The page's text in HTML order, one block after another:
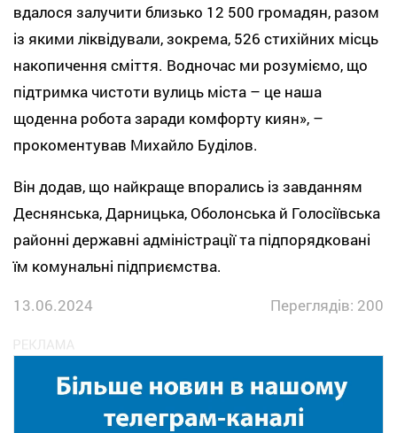
вдалося залучити близько 12 500 громадян, разом
із якими ліквідували, зокрема, 526 стихійних місць
накопичення сміття. Водночас ми розуміємо, що
підтримка чистоти вулиць міста – це наша
щоденна робота заради комфорту киян», –
прокоментував Михайло Буділов.
Він додав, що найкраще впорались із завданням
Деснянська, Дарницька, Оболонська й Голосіївська
районні державні адміністрації та підпорядковані
їм комунальні підприємства.
13.06.2024
Переглядів: 200